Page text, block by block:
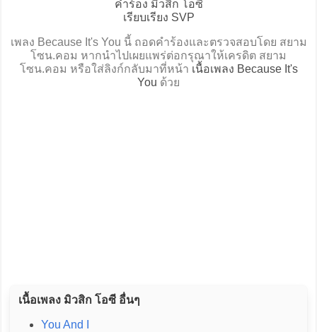
คำร้อง มิวสิก โอซี
เรียบเรียง SVP
เพลง Because It's You นี้ ถอดคำร้องและตรวจสอบโดย สยาม
โซน.คอม หากนำไปเผยแพร่ต่อกรุณาให้เครดิต สยาม
โซน.คอม หรือใส่ลิงก์กลับมาที่หน้า เนื้อเพลง Because It's
You ด้วย
เนื้อเพลง มิวสิก โอซี อื่นๆ
You And I